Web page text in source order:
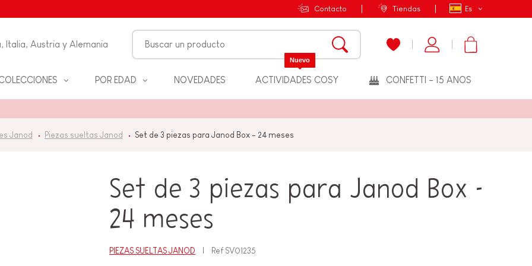
Es
Contacto Tiendas
Italia, Austria y Alemania
POR EDAD NOVEDADES ACTIVIDADES COSY
Nuevo
CONFETTI - 15 ANOS
Janod Piezas sueltas Janod Set de 3 piezas para Janod Box - 24 meses
Set de 3 piezas para Janod Box -
24 meses
PIEZAS SUELTAS JANOD Ref SV01235